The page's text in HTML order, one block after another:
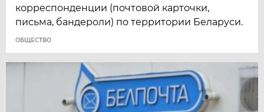
корреспонденции (почтовой карточки,
письма, бандероли) по территории Беларуси.
ОБЩЕСТВО